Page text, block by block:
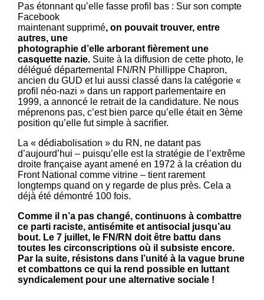
Pas étonnant qu’elle fasse profil bas : Sur son compte
Facebook
maintenant supprimé, on pouvait trouver, entre
autres, une
photographie d’elle arborant fièrement une
casquette nazie. Suite à la diffusion de cette photo, le
délégué départemental FN/RN Phillippe Chapron,
ancien du GUD et lui aussi classé dans la catégorie «
profil néo-nazi » dans un rapport parlementaire en
1999, a annoncé le retrait de la candidature. Ne nous
méprenons pas, c’est bien parce qu’elle était en 3ème
position qu’elle fut simple à sacrifier.
La « dédiabolisation » du RN, ne datant pas
d’aujourd’hui – puisqu’elle est la stratégie de l’extrême
droite française ayant amené en 1972 à la création du
Front National comme vitrine – tient rarement
longtemps quand on y regarde de plus près. Cela a
déjà été démontré 100 fois.
Comme il n’a pas changé, continuons à combattre
ce parti raciste, antisémite et antisocial jusqu’au
bout. Le 7 juillet, le FN/RN doit être battu dans
toutes les circonscriptions où il subsiste encore.
Par la suite, résistons dans l’unité à la vague brune
et combattons ce qui la rend possible en luttant
syndicalement pour une alternative sociale !